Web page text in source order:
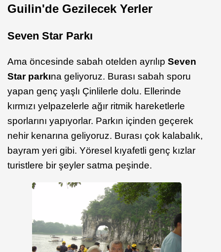
Guilin'de Gezilecek Yerler
Seven Star Parkı
Ama öncesinde sabah otelden ayrılıp Seven
Star parkına geliyoruz. Burası sabah sporu
yapan genç yaşlı Çinlilerle dolu. Ellerinde
kırmızı yelpazelerle ağır ritmik hareketlerle
sporlarını yapıyorlar. Parkın içinden geçerek
nehir kenarına geliyoruz. Burası çok kalabalık,
bayram yeri gibi. Yöresel kıyafetli genç kızlar
turistlere bir şeyler satma peşinde.